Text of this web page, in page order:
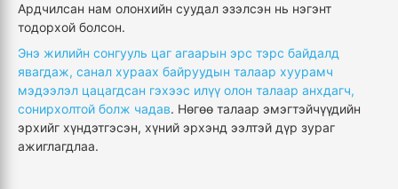
Ардчилсан нам олонхийн суудал эзэлсэн нь нэгэнт
тодорхой болсон.
Энэ жилийн сонгууль цаг агаарын эрс тэрс байдалд
явагдаж, санал хураах байруудын талаар хуурамч
мэдээлэл цацагдсан гэхээс илүү олон талаар анхдагч,
сонирхолтой болж чадав. Нөгөө талаар эмэгтэйчүүдийн
эрхийг хүндэтгэсэн, хүний эрхэнд ээлтэй дүр зураг
ажиглагдлаа.